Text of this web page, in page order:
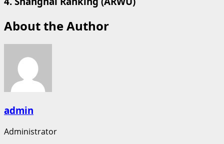
About the Author
admin
Administrator